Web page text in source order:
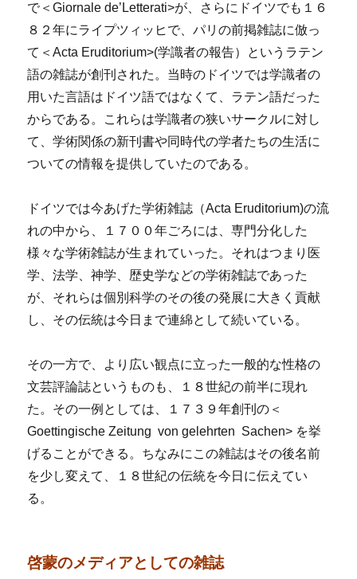
で＜Giornale de’Letterati>が、さらにドイツでも１６
８２年にライプツィッヒで、パリの前掲雑誌に倣っ
て＜Acta Eruditorium>(学識者の報告）というラテン
語の雑誌が創刊された。当時のドイツでは学識者の
用いた言語はドイツ語ではなくて、ラテン語だった
からである。これらは学識者の狭いサークルに対し
て、学術関係の新刊書や同時代の学者たちの生活に
ついての情報を提供していたのである。
ドイツでは今あげた学術雑誌（Acta Eruditorium)の流
れの中から、１７００年ごろには、専門分化した
様々な学術雑誌が生まれていった。それはつまり医
学、法学、神学、歴史学などの学術雑誌であった
が、それらは個別科学のその後の発展に大きく貢献
し、その伝統は今日まで連綿として続いている。
その一方で、より広い観点に立った一般的な性格の
文芸評論誌というものも、１８世紀の前半に現れ
た。その一例としては、１７３９年創刊の＜
Goettingische Zeitung von gelehrten Sachen> を挙
げることができる。ちなみにこの雑誌はその後名前
を少し変えて、１８世紀の伝統を今日に伝えてい
る。
啓蒙のメディアとしての雑誌